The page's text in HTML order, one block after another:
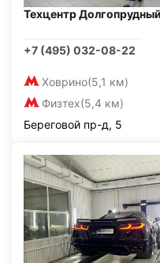
Техцентр Долгопрудный
+7 (495) 032-08-22
Ховрино(5,1 км)
Физтех(5,4 км)
Береговой пр-д, 5